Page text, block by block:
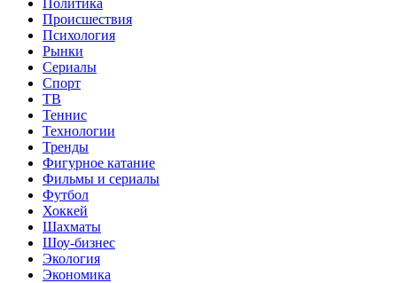
Происшествия
Психология
Рынки
Сериалы
Спорт
ТВ
Теннис
Технологии
Тренды
Фигурное катание
Фильмы и сериалы
Футбол
Хоккей
Шахматы
Шоу-бизнес
Экология
Экономика